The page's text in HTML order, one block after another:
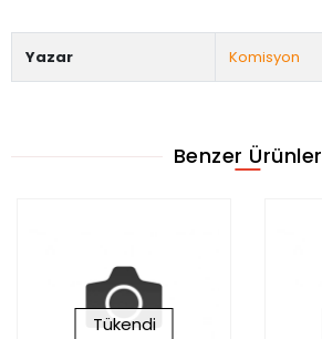
Yazar Komisyon
Benzer Ürünler
Tükendi